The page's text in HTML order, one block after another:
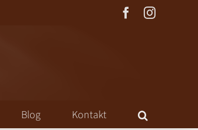
Facebook
Blog Kontakt